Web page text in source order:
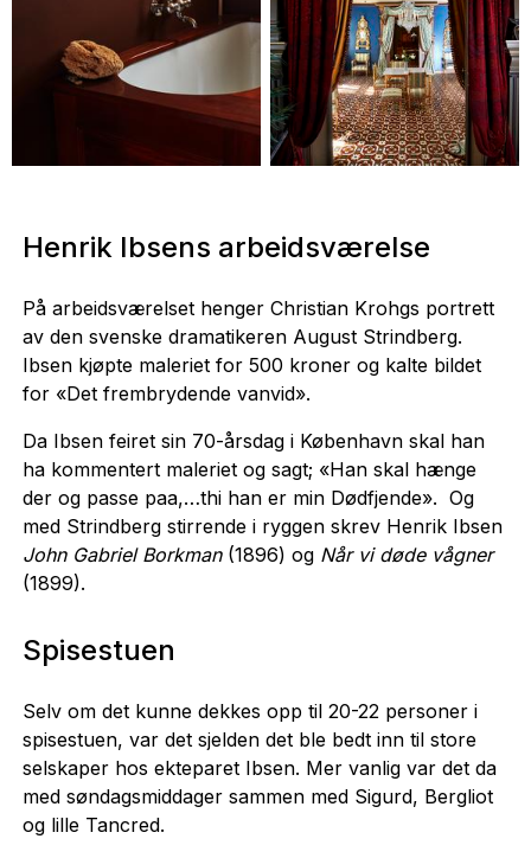
Henrik Ibsens arbeidsværelse
På arbeidsværelset henger Christian Krohgs portrett
av den svenske dramatikeren August Strindberg.
Ibsen kjøpte maleriet for 500 kroner og kalte bildet
for «Det frembrydende vanvid».
Da Ibsen feiret sin 70-årsdag i København skal han
ha kommentert maleriet og sagt; «Han skal hænge
der og passe paa,…thi han er min Dødfjende». Og
med Strindberg stirrende i ryggen skrev Henrik Ibsen
John Gabriel Borkman(1896) og Når vi døde vågner
(1899).
Spisestuen
Selv om det kunne dekkes opp til 20-22 personer i
spisestuen, var det sjelden det ble bedt inn til store
selskaper hos ekteparet Ibsen. Mer vanlig var det da
med søndagsmiddager sammen med Sigurd, Bergliot
og lille Tancred.